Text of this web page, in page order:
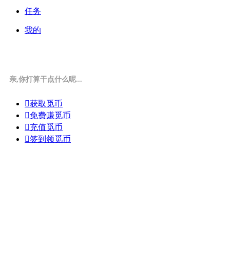
任务
我的
亲,你打算干点什么呢...
获取觅币
免费赚觅币
充值觅币
签到领觅币